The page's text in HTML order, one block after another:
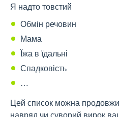
Я надто товстий
Обмін речовин
Мама
Їжа в їдальні
Спадковість
…
Цей список можна